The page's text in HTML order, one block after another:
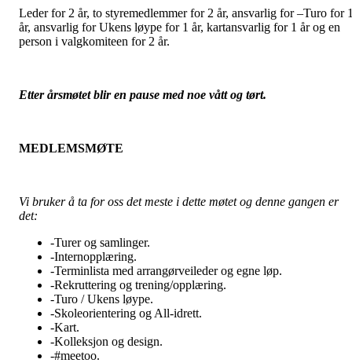
Leder for 2 år, to styremedlemmer for 2 år, ansvarlig for –Turo for
år, ansvarlig for Ukens løype for 1 år, kartansvarlig for 1 år og en
person i valgkomiteen for 2 år.
Etter årsmøtet blir en pause med noe vått og tørt.
MEDLEMSMØTE
Vi bruker å ta for oss det meste i dette møtet og denne gangen er
det:
-Turer og samlinger.
-Internopplæring.
-Terminlista med arrangørveileder og egne løp.
-Rekruttering og trening/opplæring.
-Turo / Ukens løype.
-Skoleorientering og All-idrett.
-Kart.
-Kolleksjon og design.
-#meetoo.